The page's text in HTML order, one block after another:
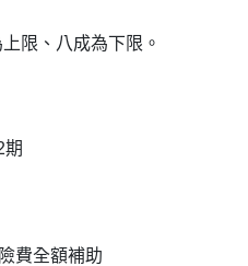
限、八成為下限。
期
費全額補助